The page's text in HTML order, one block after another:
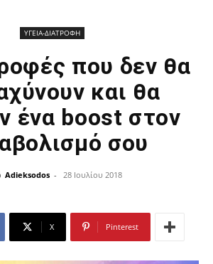
ΥΓΕΙΑ-ΔΙΑΤΡΟΦΗ
που δεν θα
και θα
ένα boost στον
σου
Adieksodos - 28 Ιουλίου 2018
X Pinterest